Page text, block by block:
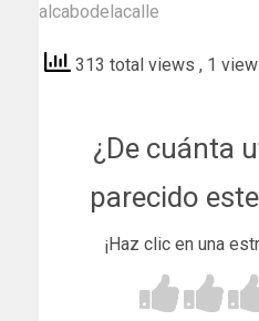
alcabodelacalle
313 total views , 1
¿De cuánta
parecido
¡Haz clic en una